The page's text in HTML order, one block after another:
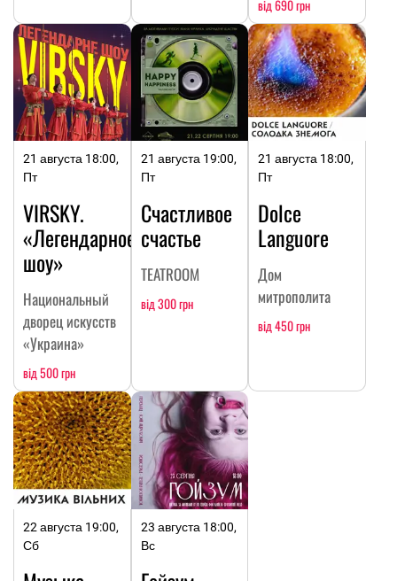
від 690 грн
21 августа 18:00,
Пт
VIRSKY.
«Легендарное
шоу»
Национальный
дворец искусств
«Украина»
від 500 грн
21 августа 19:00,
Пт
Счастливое
счастье
TEATROOM
від 300 грн
21 августа 18:00,
Пт
Dolce
Languore
Дом
митрополита
від 450 грн
22 августа 19:00,
Сб
23 августа 18:00,
Вс